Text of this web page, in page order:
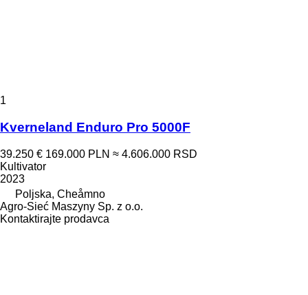
1
Kverneland Enduro Pro 5000F
39.250 € 169.000 PLN ≈ 4.606.000 RSD
Kultivator
2023
Poljska, Cheåmno
Agro-Sieć Maszyny Sp. z o.o.
Kontaktirajte prodavca